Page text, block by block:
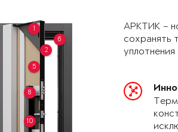
1
2
5
6
8
10
АРКТИК –
сохранять